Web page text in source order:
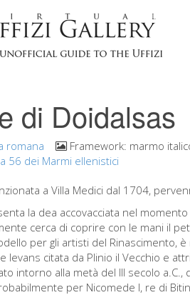
di Doidalsas
romana Framework: marmo
56 dei Marmi ellenistici
a Villa Medici dal 1704,
la dea accovacciata nel
cerca di coprire con le mani il
per gli artisti del
levans citata da Plinio il Vecchio e
intorno alla metà del III secolo
per Nicomede I, re di